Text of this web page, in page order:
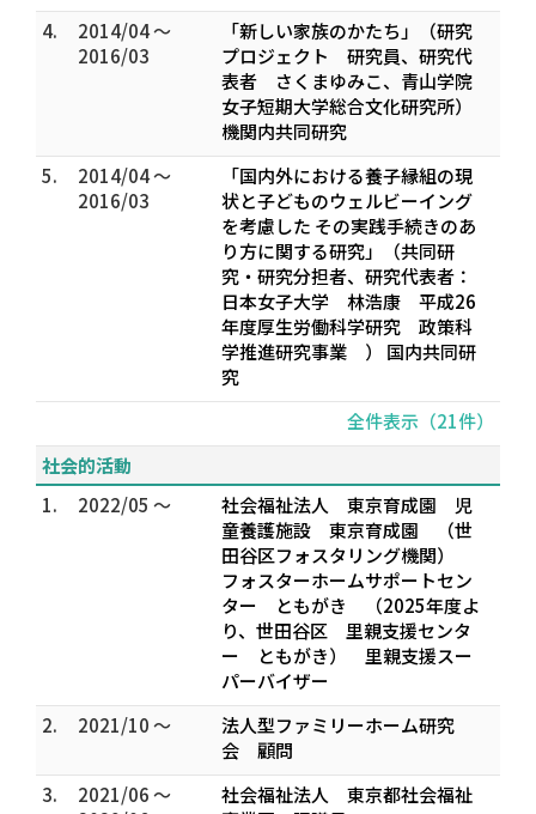
4.
2014/04 ～
2016/03
「新しい家族のかたち」（研究
プロジェクト 研究員、研究代
表者 さくまゆみこ、青山学院
女子短期大学総合文化研究所）
機関内共同研究
5.
2014/04 ～
2016/03
「国内外における養子縁組の現
状と子どものウェルビーイング
を考慮した その実践手続きのあ
り方に関する研究」（共同研
究・研究分担者、研究代表者：
日本女子大学 林浩康 平成26
年度厚生労働科学研究 政策科
学推進研究事業 ） 国内共同研
究
全件表示（21件）
社会的活動
1.
2022/05 ～
社会福祉法人 東京育成園 児
童養護施設 東京育成園 （世
田谷区フォスタリング機関）
フォスターホームサポートセン
ター ともがき （2025年度よ
り、世田谷区 里親支援センタ
ー ともがき） 里親支援スー
パーバイザー
2.
2021/10 ～
法人型ファミリーホーム研究
会 顧問
3.
2021/06 ～
社会福祉法人 東京都社会福祉